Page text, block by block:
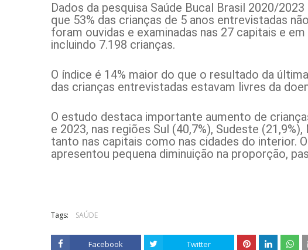
Dados da pesquisa Saúde Bucal Brasil 2020/
que 53% das crianças de 5 anos entrevistadas
foram ouvidas e examinadas nas 27 capitais e
incluindo 7.198 crianças.
O índice é 14% maior do que o resultado da
das crianças entrevistadas estavam livres da
O estudo destaca importante aumento de
e 2023, nas regiões Sul (40,7%), Sudeste
tanto nas capitais como nas cidades do interior.
apresentou pequena diminuição na proporção,
Tags: SAÚDE
Facebook Twitter